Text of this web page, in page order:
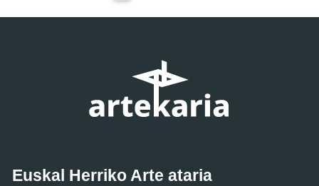
Euskal Herriko Arte ataria